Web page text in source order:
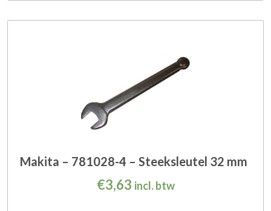
Makita – 781028-4 – Steeksleutel 32 mm
€3,63 incl. btw